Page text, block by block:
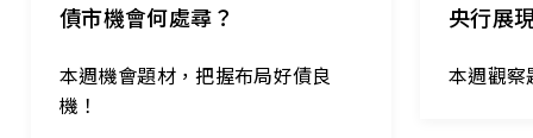
債市機會何處尋？
本週機會題材，把握布局好債良
機！
央行展
本週觀察